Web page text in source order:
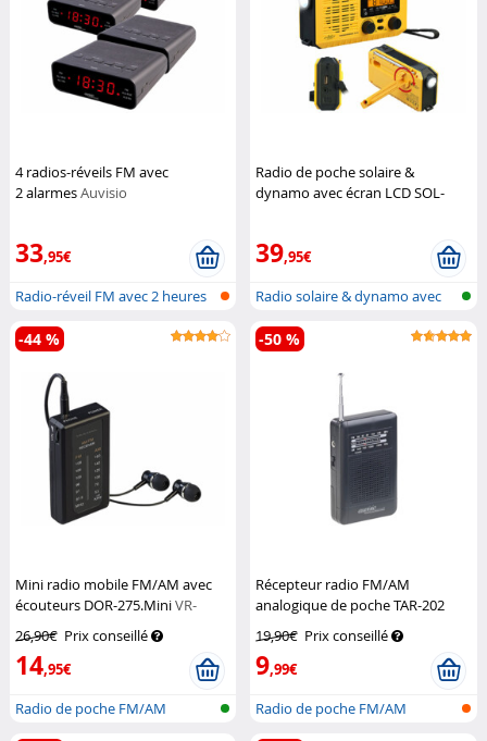
4 radios-réveils FM avec
2 alarmesAuvisio
33,95€
Radio-réveil FM avec 2 heures
de ré...
Radio de poche solaire &
dynamo avec écran LCD SOL-
39,95€
Radio solaire & dynamo avec
fonctio...
Mini radio mobile FM/AM avec
écouteurs DOR-275.MiniVR-
26,90€ Prix conseillé
14,95€
-44 %
Radio de poche FM/AM
Récepteur radio FM/AM
analogique de poche TAR-202
19,90€ Prix conseillé
9,99€
-50 %
Radio de poche FM/AM